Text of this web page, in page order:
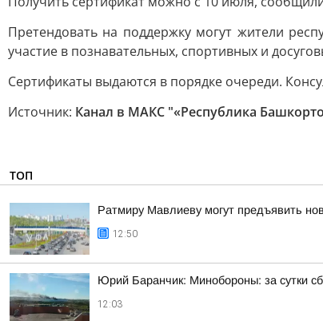
Претендовать на поддержку могут жители
участие в познавательных, спортивных и
Сертификаты выдаются в порядке очереди.
Источник: Канал в МАКС "«Республика
ТОП
Ратмиру Мавлиеву могут предъявить
12:50
Юрий Баранчик: Минобороны: за сутки
12:03